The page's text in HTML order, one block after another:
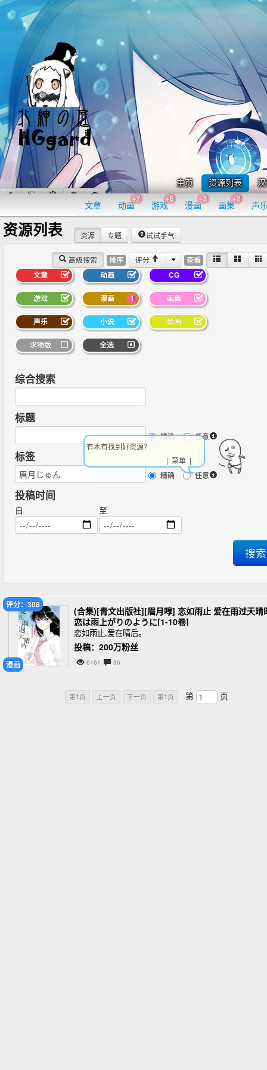
主页 资源列表
文章 动画
+7
游戏
+6
漫画
+2
画集
+2
声
资源列表
高级搜索 排序 评分 查看
资源 专题 试试手气
文章 动画 CG
游戏 1
漫画 画集
声乐 小说 绘画
求物版 全选
综合搜索
标题
精确 任意
标签
精确 任意
投稿时间
自 至
漫画
评分：308
(合集)[青文出版社][眉月啍] 恋如雨止 爱在雨过天晴
恋は雨上がりのように[1-10卷]
恋如雨止,爱在晴后。
投稿：200万粉丝
6161 36
第1页 上一页 下一页 第1页 第 页
小撸怡情，大撸伤
| 菜单 |